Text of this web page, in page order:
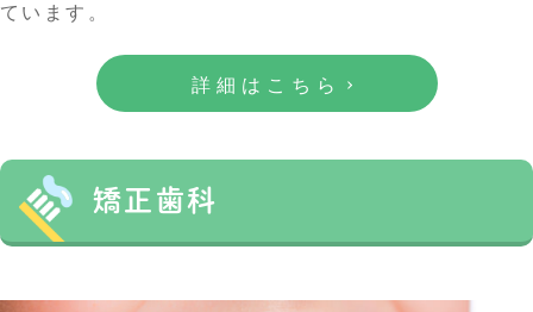
ています。
詳細はこちら
矯正歯科